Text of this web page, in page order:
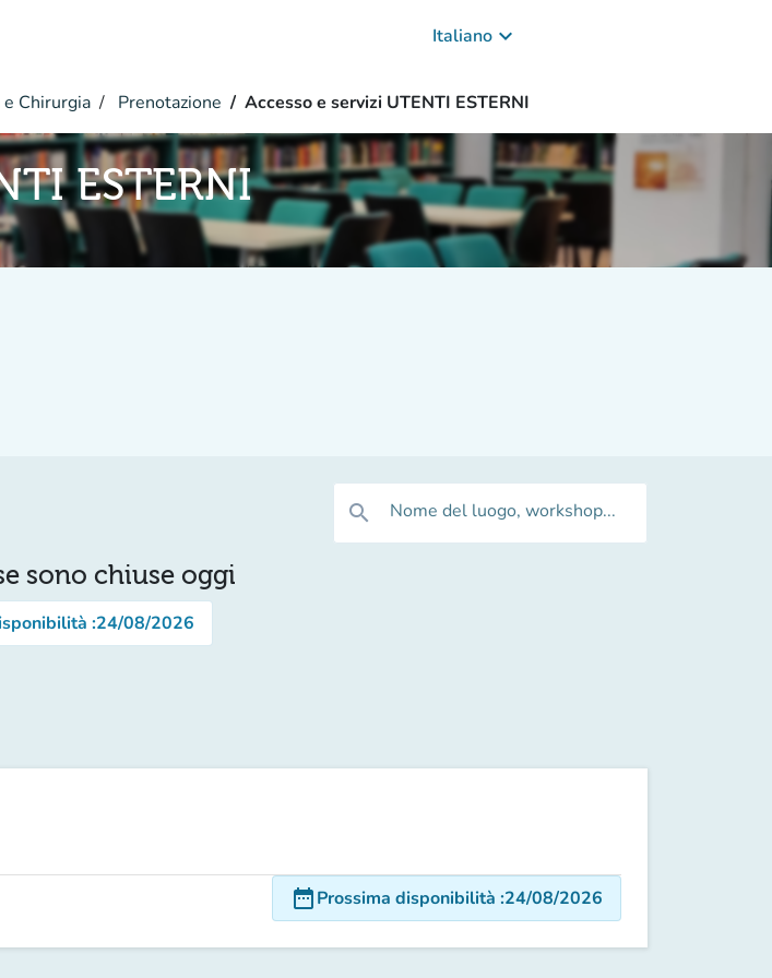
Italiano keyboard_arrow_down
Chirurgia Prenotazione Accesso e servizi UTENTI ESTERNI
ESTERNI
search Nome del luogo, workshop...
sono chiuse oggi
:24/08/2026
date_rangeProssima disponibilità :24/08/2026